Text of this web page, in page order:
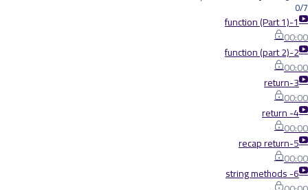
0/7
1-function (Part 1)
00:00
2-function (part 2)
00:00
3-return
00:00
4- return
00:00
5-recap return
00:00
6- string methods